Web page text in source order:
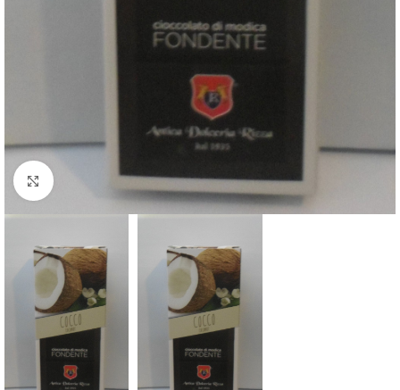
Click to enlarge